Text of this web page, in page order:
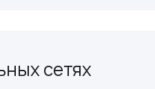
сетях